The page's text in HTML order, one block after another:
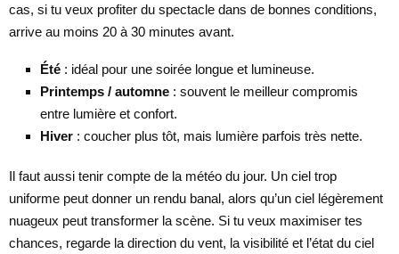
cas, si tu veux profiter du spectacle dans de bonnes conditions,
arrive au moins 20 à 30 minutes avant.
Été : idéal pour une soirée longue et lumineuse.
Printemps / automne : souvent le meilleur compromis
entre lumière et confort.
Hiver : coucher plus tôt, mais lumière parfois très nette.
Il faut aussi tenir compte de la météo du jour. Un ciel trop
uniforme peut donner un rendu banal, alors qu’un ciel légèrement
nuageux peut transformer la scène. Si tu veux maximiser tes
chances, regarde la direction du vent, la visibilité et l’état du ciel